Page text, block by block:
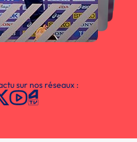
sur nos réseaux :